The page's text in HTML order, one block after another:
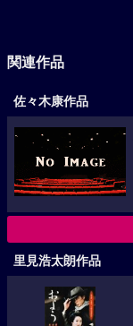
関連作品
佐々木康作品
里見浩太朗作品